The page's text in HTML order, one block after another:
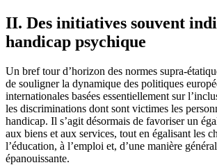
II. Des initiatives souvent
handicap psychique
Un bref tour d’horizon des normes supra-
de souligner la dynamique des politiques
internationales basées essentiellement sur
les discriminations dont sont victimes les
handicap. Il s’agit désormais de favoriser un
aux biens et aux services, tout en égalisant les
l’éducation, à l’emploi et, d’une manière
épanouissante.